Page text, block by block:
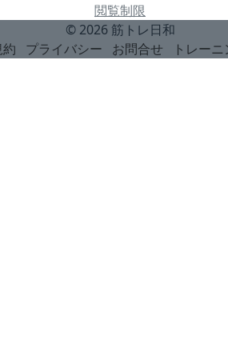
閲覧制限
© 2026 筋トレ日和
プライバシー お問合せ トレー